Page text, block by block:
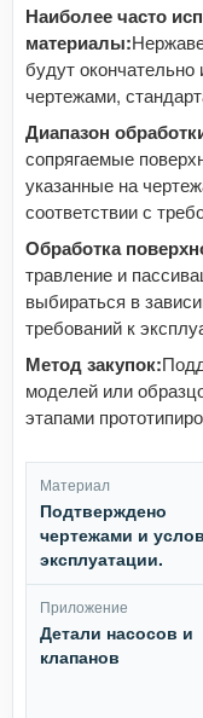
Наиболее часто
материалы:
будут окончательно
чертежами,
Диапазон
сопрягаемые
указанные на
соответствии с
Обработка
травление и
выбираться в
требований к
Метод закупок:
моделей или
этапами
Материал
Подтверждено
чертежами и
эксплуатации.
Приложение
Детали насосов и
клапанов